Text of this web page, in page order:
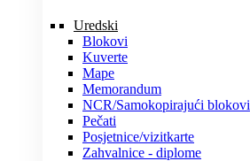
Uredski
Blokovi
Kuverte
Mape
Memorandum
NCR/Samokopirajući blokovi
Pečati
Posjetnice/vizitkarte
Zahvalnice - diplome